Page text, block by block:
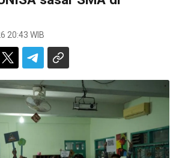
20:43 WIB